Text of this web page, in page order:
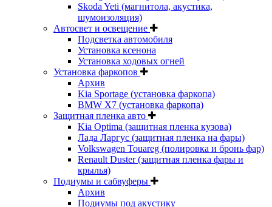
Skoda Yeti (магнитола, акустика,
шумоизоляция)
Автосвет и освещение
Подсветка автомобиля
Установка ксенона
Установка ходовых огней
Установка фаркопов
Архив
Kia Sportage (установка фаркопа)
BMW X7 (установка фаркопа)
Защитная пленка авто
Kia Optima (защитная пленка кузова)
Лада Ларгус (защитная пленка на фары)
Volkswagen Touareg (полировка и бронь фар)
Renault Duster (защитная пленка фары и
крылья)
Подиумы и сабвуферы
Архив
Подиумы под акустику